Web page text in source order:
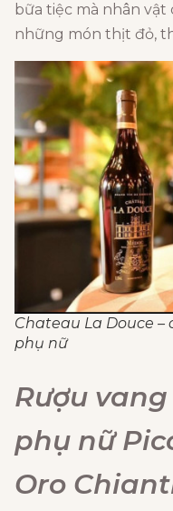
bữa tiệc mà nhân
những món thịt đỏ,
Chateau La Douce
phụ nữ
Rượu
phụ nữ
Oro